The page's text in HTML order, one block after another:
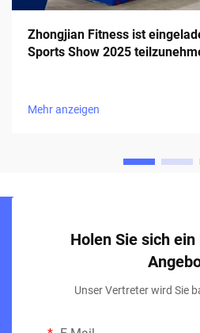
Zhongjian Fitness ist
Sports Show 2025
Mehr anzeigen
Holen Sie sich
Unser Vertreter wird Sie